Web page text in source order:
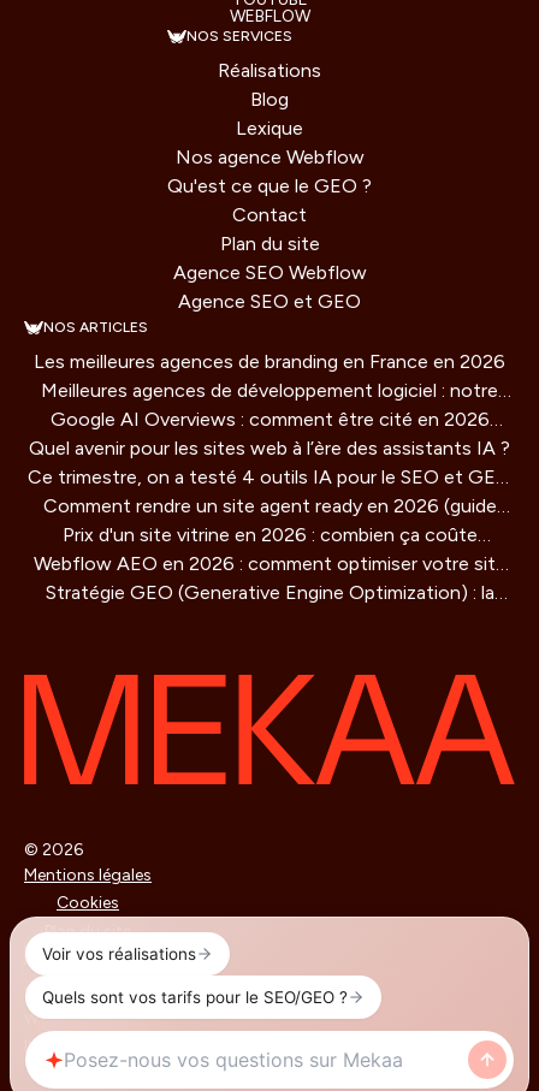
WEBFLOW
NOS SERVICES
Réalisations
Blog
Lexique
Nos agence Webflow
Qu'est ce que le GEO ?
Contact
Plan du site
Agence SEO Webflow
Agence SEO et GEO
NOS ARTICLES
Les meilleures agences de branding en France en 2026
Meilleures agences de développement logiciel : notre
comparatif 2026
Google AI Overviews : comment être cité en 2026
(guide concret)
Quel avenir pour les sites web à l’ère des assistants IA ?
Ce trimestre, on a testé 4 outils IA pour le SEO et GEO
: verdict honnête
Comment rendre un site agent ready en 2026 (guide
technique)
Prix d'un site vitrine en 2026 : combien ça coûte
vraiment ?
Webflow AEO en 2026 : comment optimiser votre site
pour être cité par les moteurs IA
Stratégie GEO (Generative Engine Optimization) : la
Mentions légales
Cookies
Plan du site
© 2026